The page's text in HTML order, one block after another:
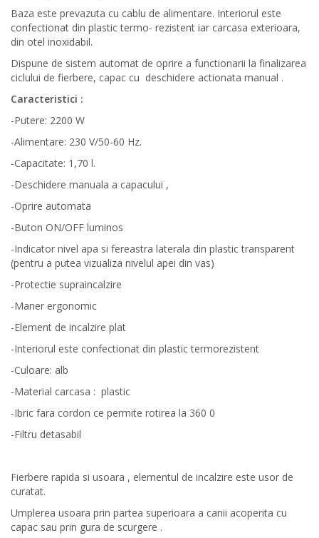
Baza este prevazuta cu cablu de alimentare. Interiorul este
confectionat din plastic termo- rezistent iar carcasa exterioara,
din otel inoxidabil.
Dispune de sistem automat de oprire a functionarii la finalizarea
ciclului de fierbere, capac cu deschidere actionata manual .
Caracteristici :
-Putere: 2200 W
-Alimentare: 230 V/50-60 Hz.
-Capacitate: 1,70 l.
-Deschidere manuala a capacului ,
-Oprire automata
-Buton ON/OFF luminos
-Indicator nivel apa si fereastra laterala din plastic transparent
(pentru a putea vizualiza nivelul apei din vas)
-Protectie supraincalzire
-Maner ergonomic
-Element de incalzire plat
-Interiorul este confectionat din plastic termorezistent
-Culoare: alb
-Material carcasa : plastic
-Ibric fara cordon ce permite rotirea la 360 0
-Filtru detasabil
Fierbere rapida si usoara , elementul de incalzire este usor de
curatat.
Umplerea usoara prin partea superioara a canii acoperita cu
capac sau prin gura de scurgere .